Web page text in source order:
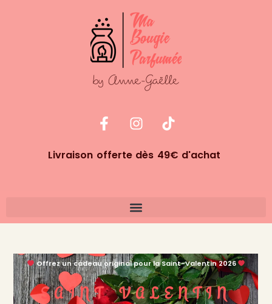
Livraison offerte dès 49€ d'achat
Offrez un cadeau original pour la Saint-Valentin 2026
SAINT VALENTIN